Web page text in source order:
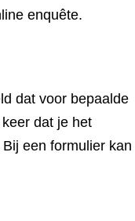
enquête.
dat voor bepaalde
dat je het
een formulier kan